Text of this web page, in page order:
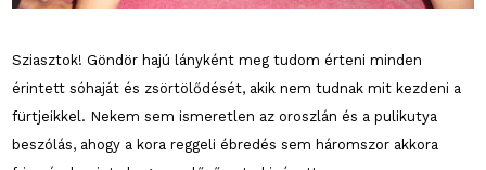
Sziasztok! Göndör hajú lányként meg tudom érteni minden
érintett sóhaját és zsörtölődését, akik nem tudnak mit kezdeni a
fürtjeikkel. Nekem sem ismeretlen az oroszlán és a pulikutya
beszólás, ahogy a kora reggeli ébredés sem háromszor akkora